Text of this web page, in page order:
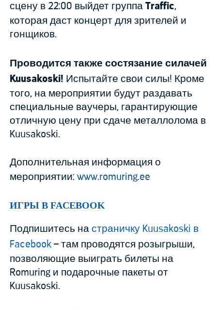
сцену в 22:00 выйдет группа Traffic,
которая даст концерт для зрителей и
гонщиков.
Проводится также состязание силачей
Kuusakoski! Испытайте свои силы! Кроме
того, на мероприятии будут раздавать
специальные ваучеры, гарантирующие
отличную цену при сдаче металлолома в
Kuusakoski.
Дополнительная информация о
мероприятии: www.romuring.ee
ИГРЫ В FACEBOOK
Подпишитесь на страничку Kuusakoski в
Facebook – там проводятся розыгрыши,
позволяющие выиграть билеты на
Romuring и подарочные пакеты от
Kuusakoski.